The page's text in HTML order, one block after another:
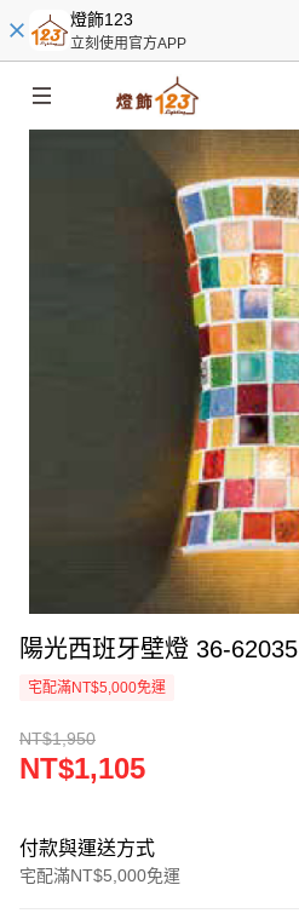
燈飾123
立刻使用官方APP
陽光西班牙壁燈 36-62035
宅配滿NT$5,000免運
NT$1,950
NT$1,105
付款與運送方式
宅配滿NT$5,000免運